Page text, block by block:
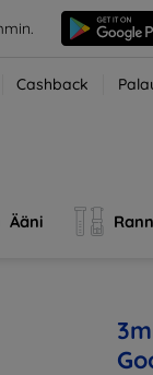
Cashback
Ääni